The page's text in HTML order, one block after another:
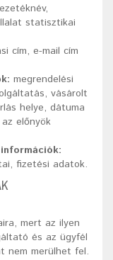
statisztikai
cím, e-mail cím
megrendelési
vásárolt
helye, dátuma
előnyök
fizetési adatok.
mert az ilyen
és az ügyfél
nem merülhet fel.